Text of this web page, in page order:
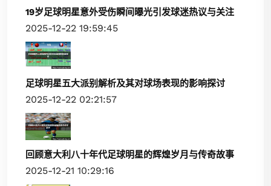
19岁足球明星意外受伤瞬间曝光引发球迷热议与关注
2025-12-22 19:59:45
足球明星五大派别解析及其对球场表现的影响探讨
2025-12-22 02:21:57
回顾意大利八十年代足球明星的辉煌岁月与传奇故事
2025-12-21 10:29:16